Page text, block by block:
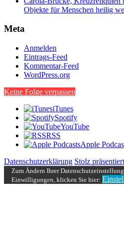
Objekte für Menschen heilig
Meta
Anmelden
Eintrags-Feed
Kommentar-Feed
WordPress.org
Keine Folge verpassen
iTunes
Spotify
YouTube
RSS
Apple
Datenschutzerklärung Stolz
Zum Ändern Ihrer
Einwilligungen, klicken Sie hier: